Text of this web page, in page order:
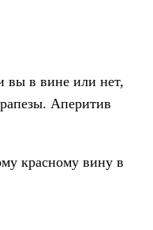
вы в вине или нет,
Аперитив
красному вину в